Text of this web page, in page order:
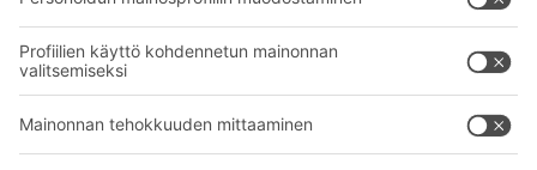
Kuljetusjärjestelmät
Palvelumme
Yhteydenottolomake
Yritys
Tietoa meistä
Kansainvälinen verkostomme